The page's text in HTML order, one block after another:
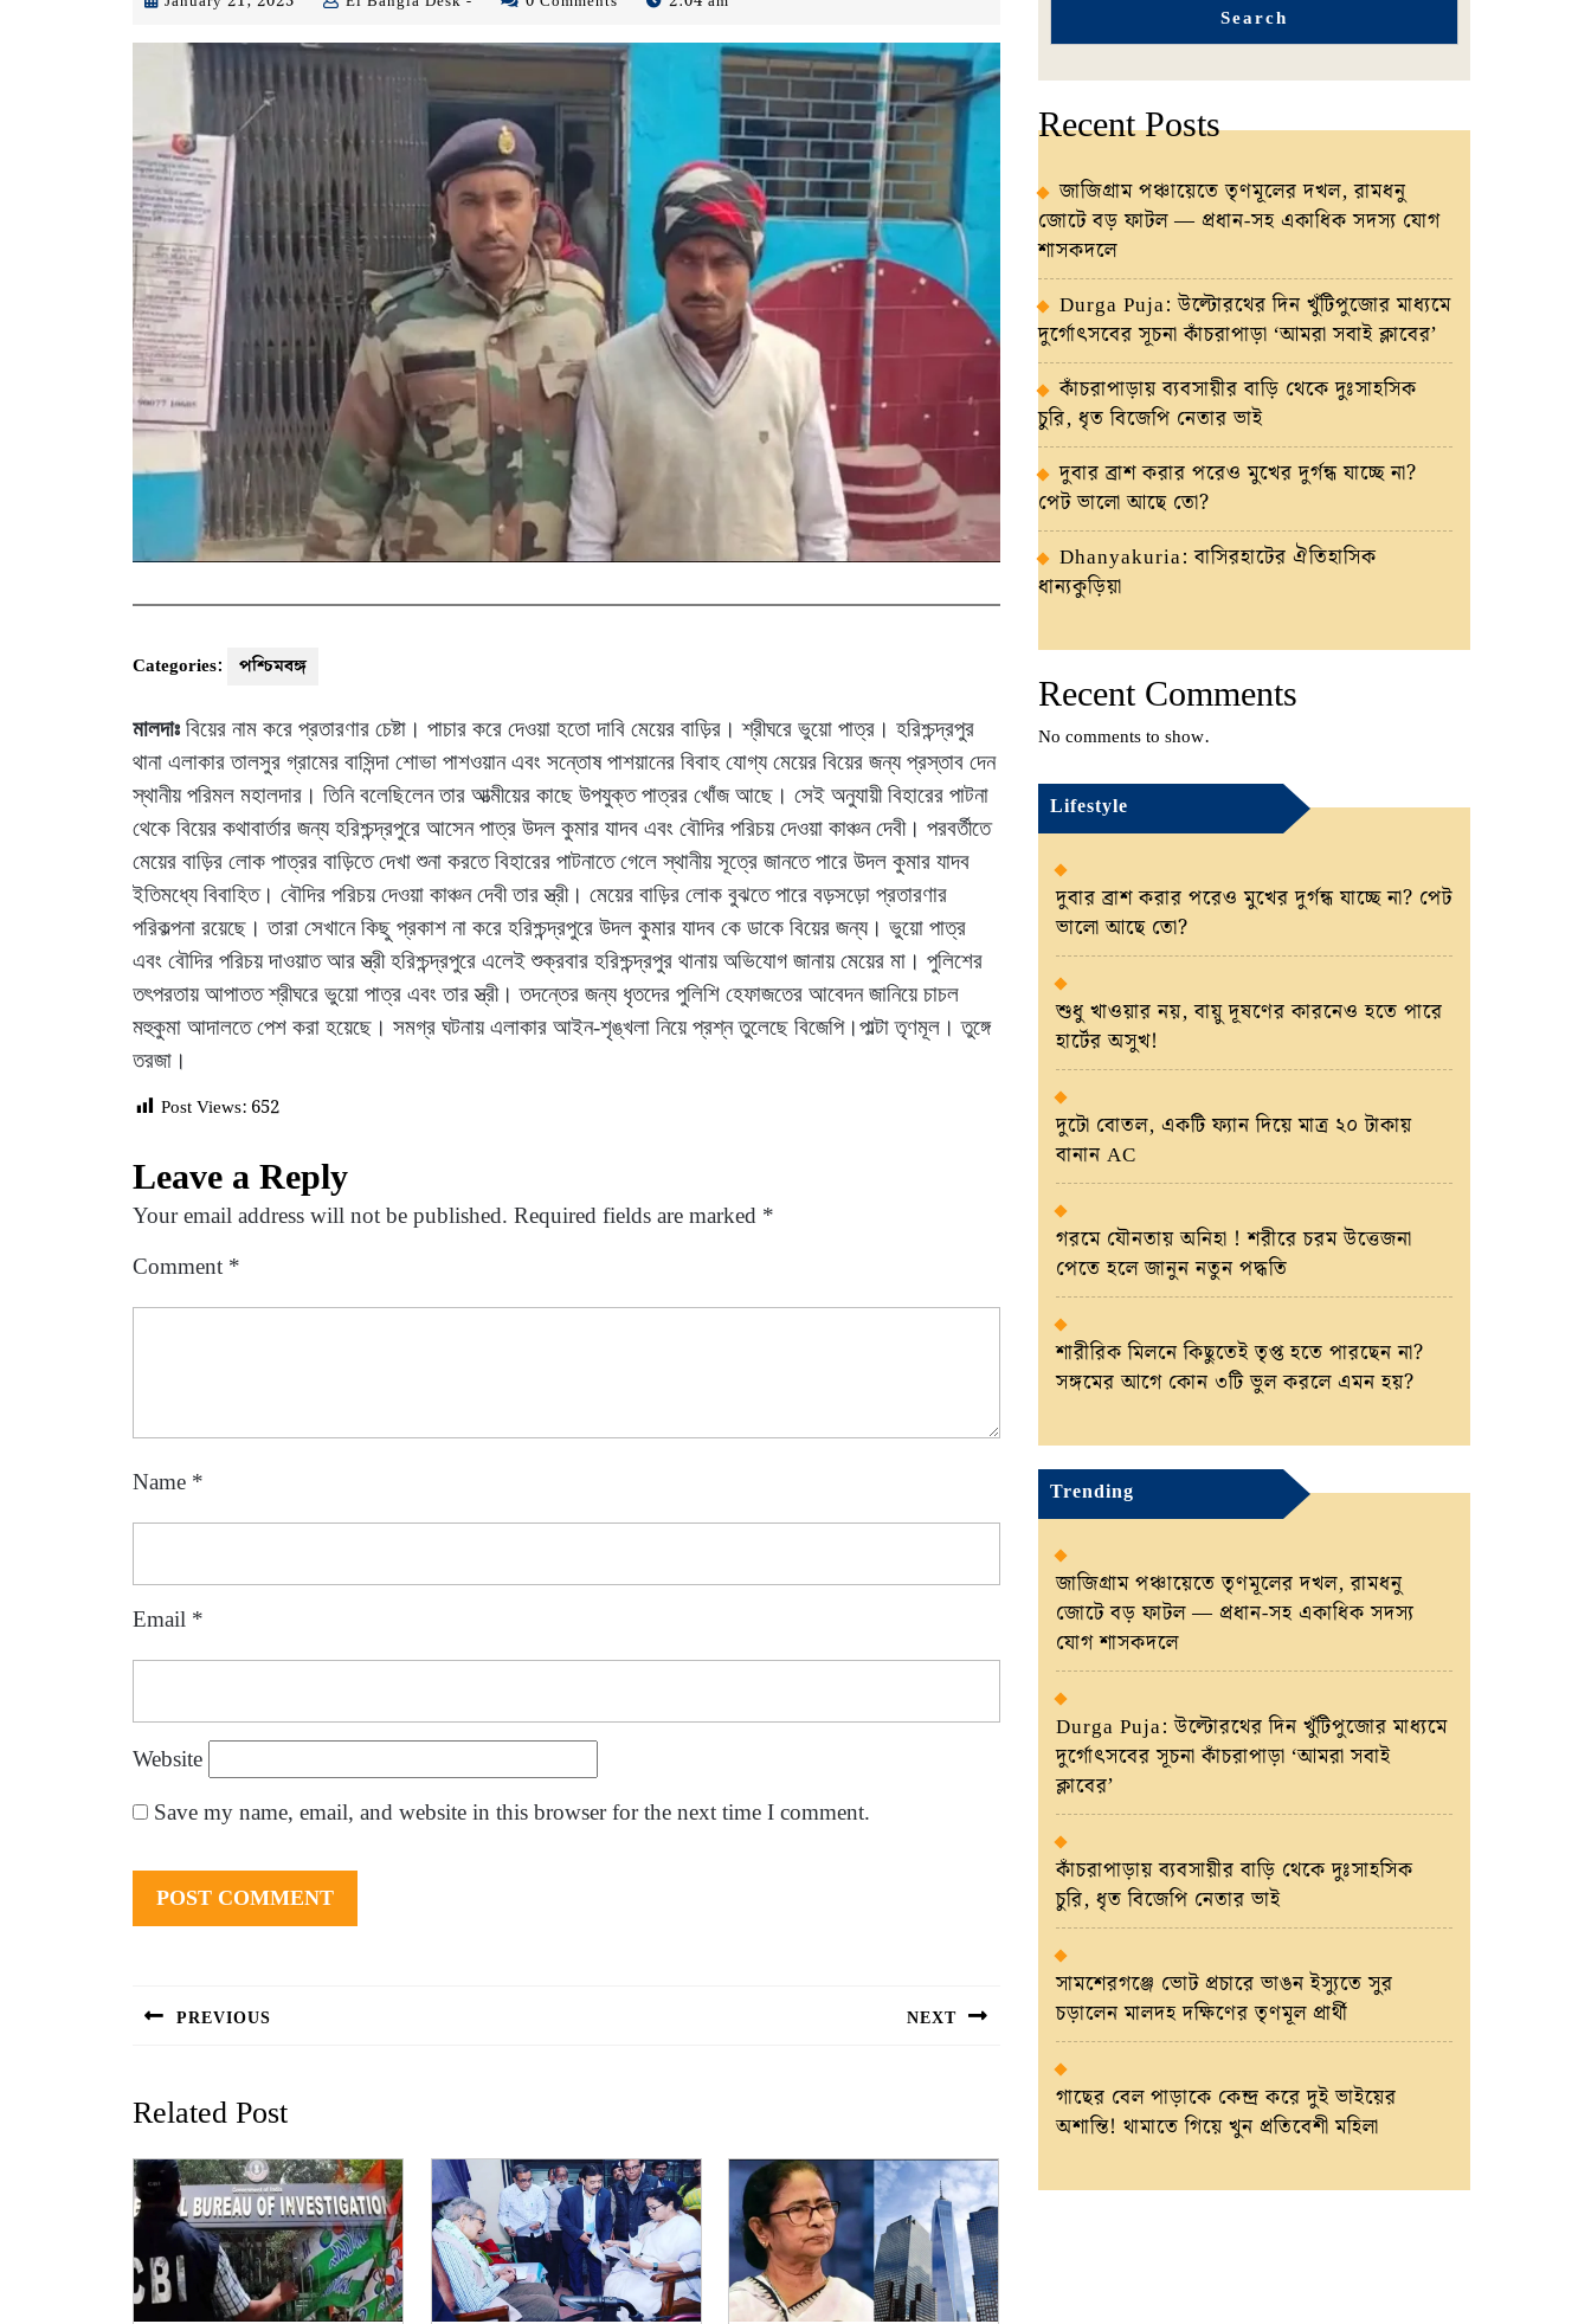
2023
Desk
Categories: পশ্চিমবঙ্গ
মালদাঃ বিয়ের নাম করে প্রতারণার চেষ্টা। পাচার করে দেওয়া হতো দাবি মেয়ের বাড়ির। শ্রীঘরে ভুয়ো পাত্র। হরিশ্চন্দ্রপুর
থানা এলাকার তালসুর গ্রামের বাসিন্দা শোভা পাশওয়ান এবং সন্তোষ পাশয়ানের বিবাহ যোগ্য মেয়ের বিয়ের জন্য প্রস্তাব দেন
স্থানীয় পরিমল মহালদার। তিনি বলেছিলেন তার আত্মীয়ের কাছে উপযুক্ত পাত্রর খোঁজ আছে। সেই অনুযায়ী বিহারের পাটনা
থেকে বিয়ের কথাবার্তার জন্য হরিশ্চন্দ্রপুরে আসেন পাত্র উদল কুমার যাদব এবং বৌদির পরিচয় দেওয়া কাঞ্চন দেবী। পরবর্তীতে
মেয়ের বাড়ির লোক পাত্রর বাড়িতে দেখা শুনা করতে বিহারের পাটনাতে গেলে স্থানীয় সূত্রে জানতে পারে উদল কুমার যাদব
ইতিমধ্যে বিবাহিত। বৌদির পরিচয় দেওয়া কাঞ্চন দেবী তার স্ত্রী। মেয়ের বাড়ির লোক বুঝতে পারে বড়সড়ো প্রতারণার
পরিকল্পনা রয়েছে। তারা সেখানে কিছু প্রকাশ না করে হরিশ্চন্দ্রপুরে উদল কুমার যাদব কে ডাকে বিয়ের জন্য। ভুয়ো পাত্র
এবং বৌদির পরিচয় দাওয়াত আর স্ত্রী হরিশ্চন্দ্রপুরে এলেই শুক্রবার হরিশ্চন্দ্রপুর থানায় অভিযোগ জানায় মেয়ের মা। পুলিশের
তৎপরতায় আপাতত শ্রীঘরে ভুয়ো পাত্র এবং তার স্ত্রী। তদন্তের জন্য ধৃতদের পুলিশি হেফাজতের আবেদন জানিয়ে চাচল
মহুকুমা আদালতে পেশ করা হয়েছে। সমগ্র ঘটনায় এলাকার আইন-শৃঙ্খলা নিয়ে প্রশ্ন তুলেছে বিজেপি।পাল্টা তৃণমূল। তুঙ্গে
তরজা।
Post Views: 652
Leave a Reply
Your email address will not be published. Required fields are marked *
Comment *
Name *
Email *
Website
Save my name, email, and website in this browser for the next time I comment.
navigation
PREVIOUS NEXT
Related Post
Search
Recent Posts
জাজিগ্রাম পঞ্চায়েতে তৃণমূলের দখল, রামধনু
জোটে বড় ফাটল — প্রধান-সহ একাধিক সদস্য যোগ
শাসকদলে
Durga Puja: উল্টোরথের দিন খুঁটিপুজোর মাধ্যমে
দুর্গোৎসবের সূচনা কাঁচরাপাড়া ‘আমরা সবাই ক্লাবের’
কাঁচরাপাড়ায় ব্যবসায়ীর বাড়ি থেকে দুঃসাহসিক
চুরি, ধৃত বিজেপি নেতার ভাই
দুবার ব্রাশ করার পরেও মুখের দুর্গন্ধ যাচ্ছে না?
পেট ভালো আছে তো?
Dhanyakuria: বাসিরহাটের ঐতিহাসিক
ধান্যকুড়িয়া
Recent Comments
No comments to show.
Lifestyle
দুবার ব্রাশ করার পরেও মুখের দুর্গন্ধ যাচ্ছে না? পেট
ভালো আছে তো?
শুধু খাওয়ার নয়, বায়ু দূষণের কারনেও হতে পারে
হার্টের অসুখ!
দুটো বোতল, একটি ফ্যান দিয়ে মাত্র ২০ টাকায়
বানান AC
গরমে যৌনতায় অনিহা ! শরীরে চরম উত্তেজনা
পেতে হলে জানুন নতুন পদ্ধতি
শারীরিক মিলনে কিছুতেই তৃপ্ত হতে পারছেন না?
সঙ্গমের আগে কোন ৩টি ভুল করলে এমন হয়?
Trending
জাজিগ্রাম পঞ্চায়েতে তৃণমূলের দখল, রামধনু
জোটে বড় ফাটল — প্রধান-সহ একাধিক সদস্য
যোগ শাসকদলে
Durga Puja: উল্টোরথের দিন খুঁটিপুজোর মাধ্যমে
দুর্গোৎসবের সূচনা কাঁচরাপাড়া ‘আমরা সবাই
ক্লাবের’
কাঁচরাপাড়ায় ব্যবসায়ীর বাড়ি থেকে দুঃসাহসিক
চুরি, ধৃত বিজেপি নেতার ভাই
সামশেরগঞ্জে ভোট প্রচারে ভাঙন ইস্যুতে সুর
চড়ালেন মালদহ দক্ষিণের তৃণমূল প্রার্থী
গাছের বেল পাড়াকে কেন্দ্র করে দুই ভাইয়ের
অশান্তি! থামাতে গিয়ে খুন প্রতিবেশী মহিলা